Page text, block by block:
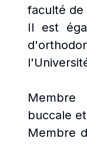
faculté de
Il est
Membre
buccale
Membre